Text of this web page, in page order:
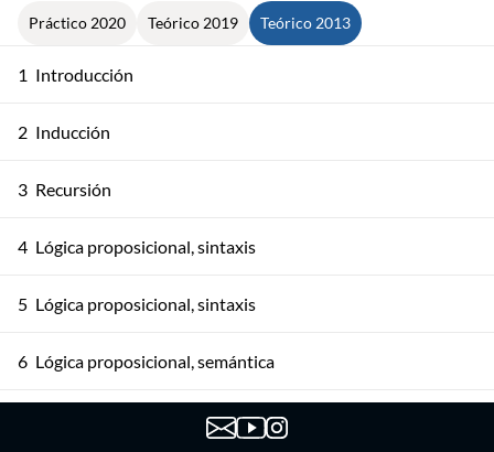
Práctico 2020 Teórico 2019 Teórico 2013
1 Introducción
2 Inducción
3 Recursión
4 Lógica proposicional, sintaxis
5 Lógica proposicional, sintaxis
6 Lógica proposicional, semántica
Lógica proposicional, semántica